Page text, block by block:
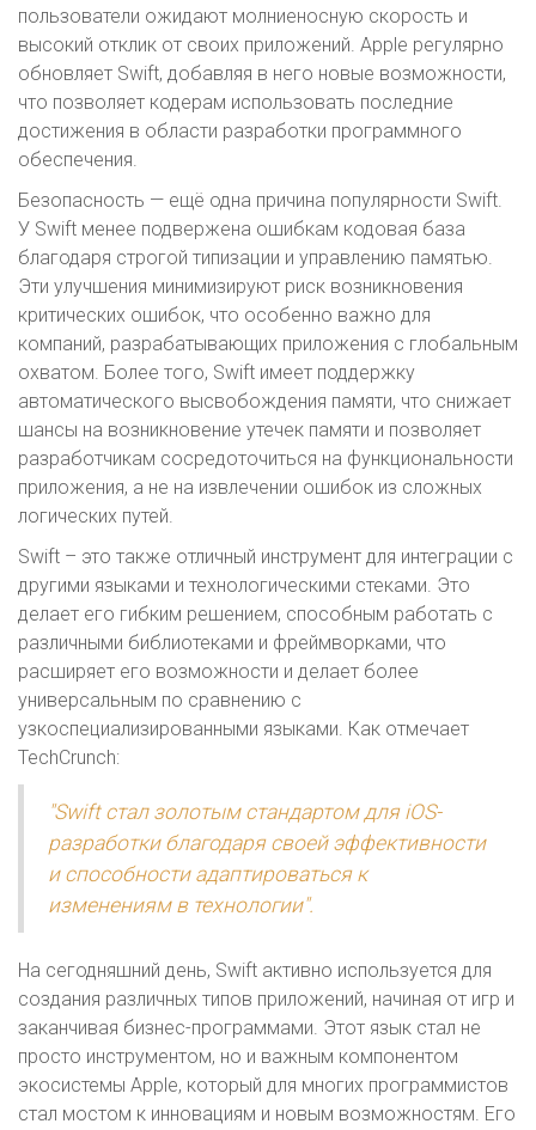
пользователи ожидают молниеносную скорость и
высокий отклик от своих приложений. Apple регулярно
обновляет Swift, добавляя в него новые возможности,
что позволяет кодерам использовать последние
достижения в области разработки программного
обеспечения.
Безопасность — ещё одна причина популярности Swift.
У Swift менее подвержена ошибкам кодовая база
благодаря строгой типизации и управлению памятью.
Эти улучшения минимизируют риск возникновения
критических ошибок, что особенно важно для
компаний, разрабатывающих приложения с глобальным
охватом. Более того, Swift имеет поддержку
автоматического высвобождения памяти, что снижает
шансы на возникновение утечек памяти и позволяет
разработчикам сосредоточиться на функциональности
приложения, а не на извлечении ошибок из сложных
логических путей.
Swift – это также отличный инструмент для интеграции с
другими языками и технологическими стеками. Это
делает его гибким решением, способным работать с
различными библиотеками и фреймворками, что
расширяет его возможности и делает более
универсальным по сравнению с
узкоспециализированными языками. Как отмечает
TechCrunch:
"Swift стал золотым стандартом для iOS-
разработки благодаря своей эффективности
и способности адаптироваться к
изменениям в технологии".
На сегодняшний день, Swift активно используется для
создания различных типов приложений, начиная от игр и
заканчивая бизнес-программами. Этот язык стал не
просто инструментом, но и важным компонентом
экосистемы Apple, который для многих программистов
стал мостом к инновациям и новым возможностям. Его